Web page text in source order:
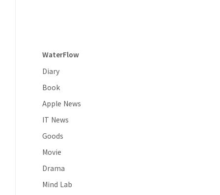
WaterFlow
Diary
Book
Apple News
IT News
Goods
Movie
Drama
Mind Lab